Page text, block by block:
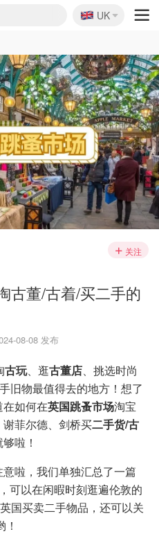
数！
🇬🇧
UK
关注
古董/古着/买二手的
08-08 发布
古玩、逛古董店、挑选时尚
旧物最值得去的地方！想了
如何在英国跳蚤市场淘宝
菲尔德、剑桥买二手货/古
啦！
啦，我们单独汇总了一篇
，可以在闲暇时刻逛遍伦敦的
国买卖二手物品，还可以关
！